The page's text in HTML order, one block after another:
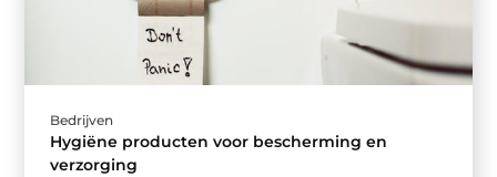
Bedrijven
Hygiëne producten voor bescherming en
verzorging